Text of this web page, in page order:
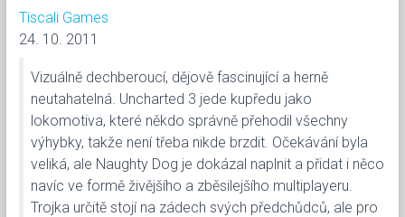
Tiscali Games
24. 10. 2011
Vizuálně dechberoucí, dějově fascinující a herně
neutahatelná. Uncharted 3 jede kupředu jako
lokomotiva, které někdo správně přehodil všechny
výhybky, takže není třeba nikde brzdit. Očekávání byla
veliká, ale Naughty Dog je dokázal naplnit a přidat i něco
navíc ve formě živějšího a zběsilejšího multiplayeru.
Trojka určitě stojí na zádech svých předchůdců, ale pro